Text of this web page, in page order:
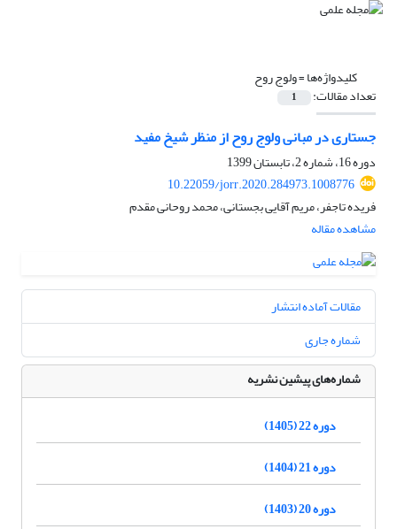
کلیدواژه‌ها =ولوج روح
تعداد مقالات: 1
جستاری در مبانی ولوج روح از منظر شیخ مفید
دوره 16، شماره 2، تابستان 1399
10.22059/jorr.2020.284973.1008776
فریده تاجفر، مریم آقایی بجستانی، محمد روحانی مقدم
مشاهده مقاله
مقالات آماده انتشار
شماره جاری
شماره‌های پیشین نشریه
دوره 22 (1405)
دوره 21 (1404)
دوره 20 (1403)